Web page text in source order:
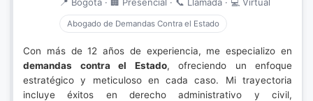
Abogado de Demandas Contra el Estado
Con más de 12 años de experiencia, me especializo en
demandas contra el Estado, ofreciendo un enfoque
estratégico y meticuloso en cada caso. Mi trayectoria
incluye éxitos en derecho administrativo y civil,